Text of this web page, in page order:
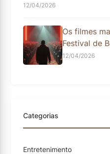
12/04/2026
Os filmes
Festival de
12/04/2026
Categorias
Entretenimento